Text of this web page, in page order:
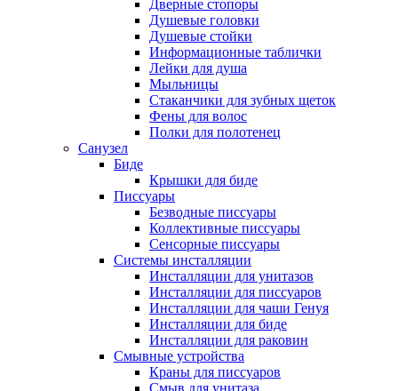
Дверные стопоры
Душевые головки
Душевые стойки
Информационные таблички
Лейки для душа
Мыльницы
Стаканчики для зубных щеток
Фены для волос
Полки для полотенец
Санузел
Биде
Крышки для биде
Писсуары
Безводные писсуары
Коллективные писсуары
Сенсорные писсуары
Системы инсталляции
Инсталляции для унитазов
Инсталляции для писсуаров
Инсталляции для чаши Генуя
Инсталляции для биде
Инсталляции для раковин
Смывные устройства
Краны для писсуаров
Смыв для унитаза